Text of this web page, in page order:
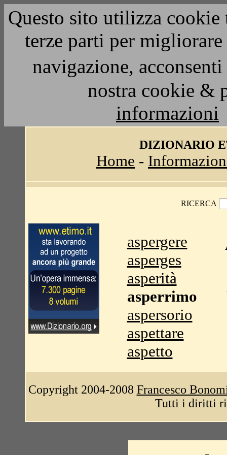
Questo sito utilizza
terze parti per
navigazione,
nostra cookie &
informazioni
DIZIONARIO
Home -
RICERCA
aspergere
asperges
asperità
asperrimo
aspersorio
aspettare
aspetto
Copyright 2004-2008 Francesco
Tutti i diritti